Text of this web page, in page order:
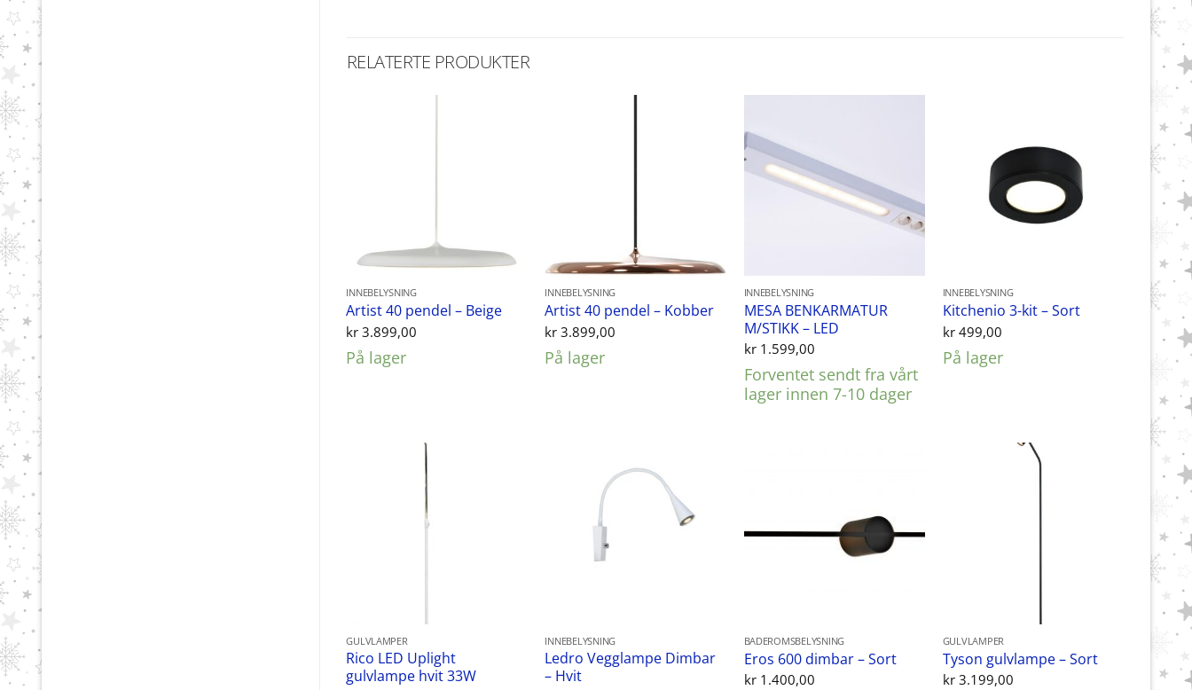
RELATERTE PRODUKTER
INNEBELYSNING
Artist 40 pendel – Beige
kr 3.899,00
På lager
INNEBELYSNING
Artist 40 pendel – Kobber
kr 3.899,00
På lager
INNEBELYSNING
MESA BENKARMATUR
M/STIKK – LED
kr1.599,00
Forventet sendt fra vårt
lager innen 7-10 dager
INNEBELYSNING
Kitchenio 3-kit – Sort
kr499,00
På lager
GULVLAMPER
Rico LED Uplight
gulvlampe hvit 33W
INNEBELYSNING
Ledro Vegglampe Dimbar
– Hvit
BADEROMSBELYSNING
Eros 600 dimbar – Sort
kr1.400,00
GULVLAMPER
Tyson gulvlampe – Sort
kr3.199,00